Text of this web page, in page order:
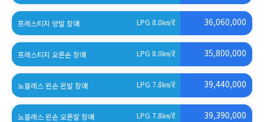
프레스티지 양발 장애 LPG 8.0㎞/ℓ 36,060,000
프레스티지 오른손 장애 LPG 8.0㎞/ℓ 35,800,000
노블레스 왼손 왼발 장애 LPG 7.8㎞/ℓ 39,440,000
노블레스 왼손 오른발 장애 LPG 7.8㎞/ℓ 39,390,000